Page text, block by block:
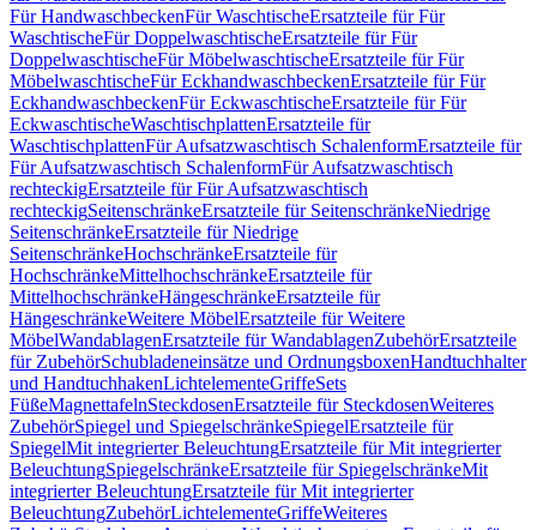
Für HandwaschbeckenFür WaschtischeErsatzteile für Für
WaschtischeFür DoppelwaschtischeErsatzteile für Für
DoppelwaschtischeFür MöbelwaschtischeErsatzteile für Für
MöbelwaschtischeFür EckhandwaschbeckenErsatzteile für Für
EckhandwaschbeckenFür EckwaschtischeErsatzteile für Für
EckwaschtischeWaschtischplattenErsatzteile für
WaschtischplattenFür Aufsatzwaschtisch SchalenformErsatzteile für
Für Aufsatzwaschtisch SchalenformFür Aufsatzwaschtisch
rechteckigErsatzteile für Für Aufsatzwaschtisch
rechteckigSeitenschränkeErsatzteile für SeitenschränkeNiedrige
SeitenschränkeErsatzteile für Niedrige
SeitenschränkeHochschränkeErsatzteile für
HochschränkeMittelhochschränkeErsatzteile für
MittelhochschränkeHängeschränkeErsatzteile für
HängeschränkeWeitere MöbelErsatzteile für Weitere
MöbelWandablagenErsatzteile für WandablagenZubehörErsatzteile
für ZubehörSchubladeneinsätze und OrdnungsboxenHandtuchhalter
und HandtuchhakenLichtelementeGriffeSets
FüßeMagnettafelnSteckdosenErsatzteile für SteckdosenWeiteres
ZubehörSpiegel und SpiegelschränkeSpiegelErsatzteile für
SpiegelMit integrierter BeleuchtungErsatzteile für Mit integrierter
BeleuchtungSpiegelschränkeErsatzteile für SpiegelschränkeMit
integrierter BeleuchtungErsatzteile für Mit integrierter
BeleuchtungZubehörLichtelementeGriffeWeiteres